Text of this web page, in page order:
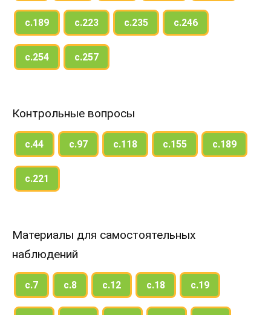
с.189 с.223 с.235 с.246
с.254 с.257
Контрольные вопросы
с.44 с.97 с.118 с.155 с.189
с.221
Материалы для самостоятельных
наблюдений
с.7 с.8 с.12 с.18 с.19